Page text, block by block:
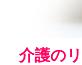
介護の